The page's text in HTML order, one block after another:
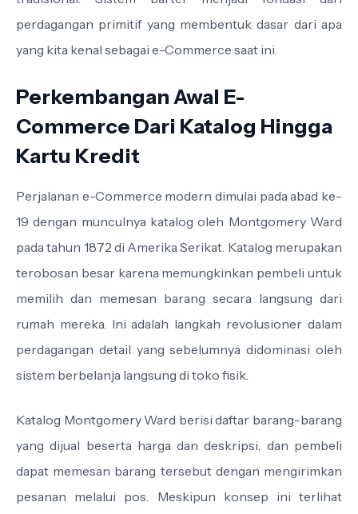
perdagangan primitif yang membentuk dasar dari apa
yang kita kenal sebagai e-Commerce saat ini.
Perkembangan Awal E-
Commerce Dari Katalog Hingga
Kartu Kredit
Perjalanan e-Commerce modern dimulai pada abad ke-
19 dengan munculnya katalog oleh Montgomery Ward
pada tahun 1872 di Amerika Serikat. Katalog merupakan
terobosan besar karena memungkinkan pembeli untuk
memilih dan memesan barang secara langsung dari
rumah mereka. Ini adalah langkah revolusioner dalam
perdagangan detail yang sebelumnya didominasi oleh
sistem berbelanja langsung di toko fisik.
Katalog Montgomery Ward berisi daftar barang-barang
yang dijual beserta harga dan deskripsi, dan pembeli
dapat memesan barang tersebut dengan mengirimkan
pesanan melalui pos. Meskipun konsep ini terlihat